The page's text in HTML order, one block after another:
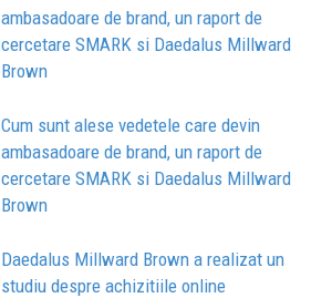
ambasadoare de brand, un raport de
cercetare SMARK si Daedalus Millward
Brown
Cum sunt alese vedetele care devin
ambasadoare de brand, un raport de
cercetare SMARK si Daedalus Millward
Brown
Daedalus Millward Brown a realizat un
studiu despre achizitiile online